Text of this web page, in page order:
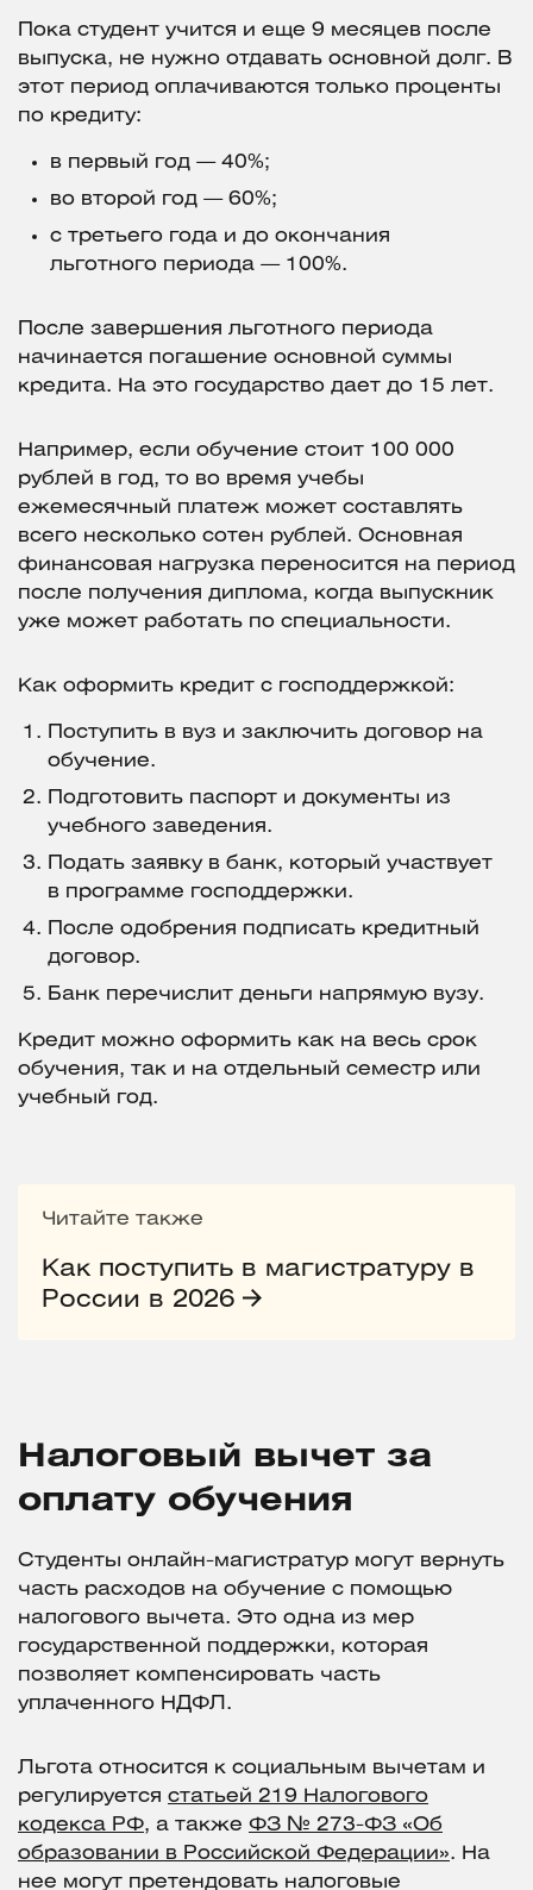
Пока студент учится и еще 9 месяцев после
выпуска, не нужно отдавать основной долг. В
этот период оплачиваются только проценты
по кредиту:
в первый год — 40%;
во второй год — 60%;
с третьего года и до окончания
льготного периода — 100%.
После завершения льготного периода
начинается погашение основной суммы
кредита. На это государство дает до 15 лет.
Например, если обучение стоит 100 000
рублей в год, то во время учебы
ежемесячный платеж может составлять
всего несколько сотен рублей. Основная
финансовая нагрузка переносится на период
после получения диплома, когда выпускник
уже может работать по специальности.
Как оформить кредит с господдержкой:
Поступить в вуз и заключить договор на
обучение.
Подготовить паспорт и документы из
учебного заведения.
Подать заявку в банк, который участвует
в программе господдержки.
После одобрения подписать кредитный
договор.
Банк перечислит деньги напрямую вузу.
Кредит можно оформить как на весь срок
обучения, так и на отдельный семестр или
учебный год.
Читайте также
Как поступить в магистратуру в
России в 2026
Налоговый вычет за
оплату обучения
Студенты онлайн-магистратур могут вернуть
часть расходов на обучение с помощью
налогового вычета. Это одна из мер
государственной поддержки, которая
позволяет компенсировать часть
уплаченного НДФЛ.
Льгота относится к социальным вычетам и
регулируется статьей 219 Налогового
кодекса РФ, а также ФЗ № 273-ФЗ «Об
образовании в Российской Федерации». На
нее могут претендовать налоговые